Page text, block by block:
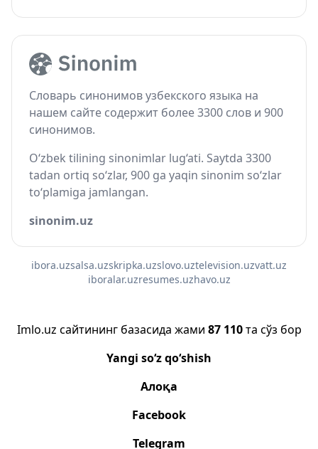
Словарь синонимов узбекского языка на
нашем сайте содержит более 3300 слов и 900
синонимов.
O‘zbek tilining sinonimlar lug‘ati. Saytda 3300
tadan ortiq so‘zlar, 900 ga yaqin sinonim so‘zlar
to‘plamiga jamlangan.
sinonim.uz
ibora.uzsalsa.uzskripka.uzslovo.uztelevision.uzvatt.uz
iboralar.uzresumes.uzhavo.uz
Imlo.uz сайтининг базасида жами 87 110та сўз бор
Yangi so‘z qo‘shish
Алоқа
Facebook
Telegram